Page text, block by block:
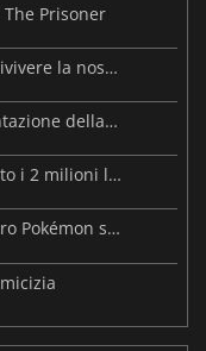
The Prisoner
ReStory: Chill Electronics Repairs fa rivivere la nostalgia degli anni 2000
MARVEL Tōkon debutta con la presentazione della roadmap per il primo anno
Resident Evil: Veronica ha già superato i 2 milioni liste dei desideri
Beast of Reincarnation: lo studio dietro Pokémon su una nuova strada